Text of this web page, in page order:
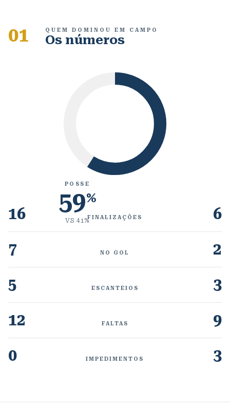
01 QUEM DOMINOU EM CAMPO
Os números
POSSE
59%
VS 41%
16 FINALIZAÇÕES
6
7
NO GOL
2
5
ESCANTEIOS
3
12
FALTAS
9
0
IMPEDIMENTOS 3